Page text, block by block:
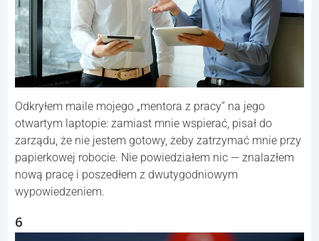
Odkryłem maile mojego „mentora z pracy” na jego
otwartym laptopie: zamiast mnie wspierać, pisał do
zarządu, że nie jestem gotowy, żeby zatrzymać mnie przy
papierkowej robocie. Nie powiedziałem nic — znalazłem
nową pracę i poszedłem z dwutygodniowym
wypowiedzeniem.
6